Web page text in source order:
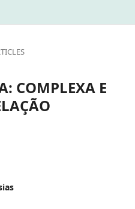
COMPLEXA E